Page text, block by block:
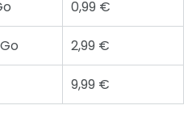
0,99 €
2,99 €
9,99 €